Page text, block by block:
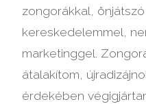
zongorákkal,
kereskedelemmel,
marketinggel.
átalakítom,
érdekében